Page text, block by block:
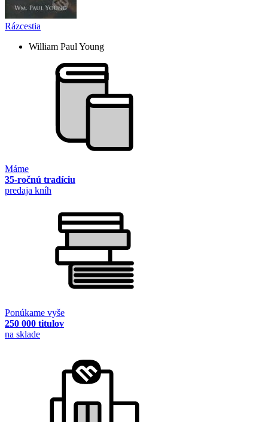
Rázcestia
William Paul Young
Máme
35-ročnú tradíciu
predaja kníh
Ponúkame vyše
250 000 titulov
na sklade